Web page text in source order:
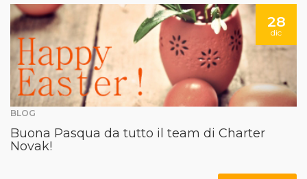
28
dic
BLOG
Buona Pasqua da tutto il team di Charter
Novak!